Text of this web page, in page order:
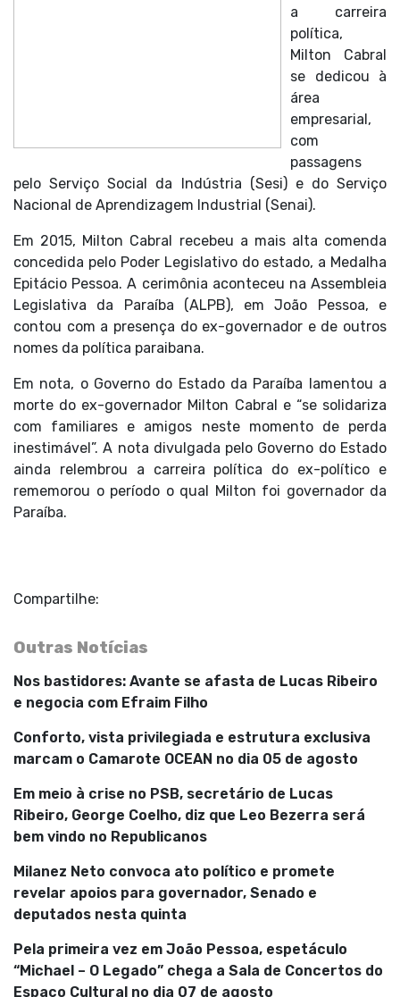
a carreira
política,
Milton Cabral
se dedicou à
área
empresarial,
com
passagens
pelo Serviço Social da Indústria (Sesi) e do Serviço
Nacional de Aprendizagem Industrial (Senai).
Em 2015, Milton Cabral recebeu a mais alta comenda
concedida pelo Poder Legislativo do estado, a Medalha
Epitácio Pessoa. A cerimônia aconteceu na Assembleia
Legislativa da Paraíba (ALPB), emJoão Pessoa, e
contou com a presença do ex-governador e de outros
nomes da política paraibana.
Em nota, o Governo do Estado da Paraíba lamentou a
morte do ex-governador Milton Cabral e “se solidariza
com familiares e amigos neste momento de perda
inestimável”. A nota divulgada pelo Governo do Estado
ainda relembrou a carreira política do ex-político e
rememorou o período o qual Milton foi governador da
Paraíba.
Compartilhe:
Outras Notícias
Nos bastidores: Avante se afasta de Lucas Ribeiro
e negocia com Efraim Filho
Conforto, vista privilegiada e estrutura exclusiva
marcam o Camarote OCEAN no dia 05 de agosto
Em meio à crise no PSB, secretário de Lucas
Ribeiro, George Coelho, diz que Leo Bezerra será
bem vindo no Republicanos
Milanez Neto convoca ato político e promete
revelar apoios para governador, Senado e
deputados nesta quinta
Pela primeira vez em João Pessoa, espetáculo
“Michael – O Legado” chega a Sala de Concertos do
Espaço Cultural no dia 07 de agosto